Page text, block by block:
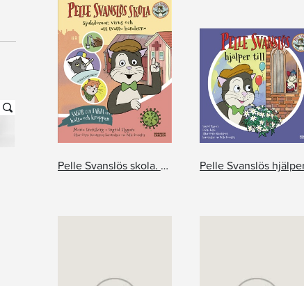
Pelle Svanslös skola. Sjukdomar, virus och att tvätta händerna